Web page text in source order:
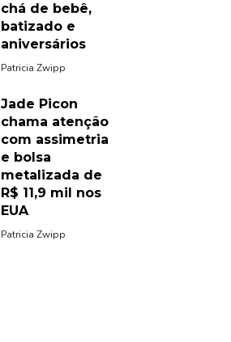
chá de bebê,
batizado e
aniversários
Patricia Zwipp
Jade Picon
chama atenção
com assimetria
e bolsa
metalizada de
R$ 11,9 mil nos
EUA
Patricia Zwipp